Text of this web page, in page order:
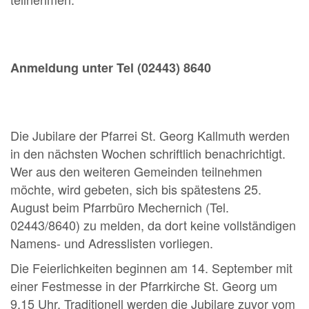
Anmeldung unter Tel (02443) 8640
Die Jubilare der Pfarrei St. Georg Kallmuth werden
in den nächsten Wochen schriftlich benachrichtigt.
Wer aus den weiteren Gemeinden teilnehmen
möchte, wird gebeten, sich bis spätestens 25.
August beim Pfarrbüro Mechernich (Tel.
02443/8640) zu melden, da dort keine vollständigen
Namens- und Adresslisten vorliegen.
Die Feierlichkeiten beginnen am 14. September mit
einer Festmesse in der Pfarrkirche St. Georg um
9.15 Uhr. Traditionell werden die Jubilare zuvor vom